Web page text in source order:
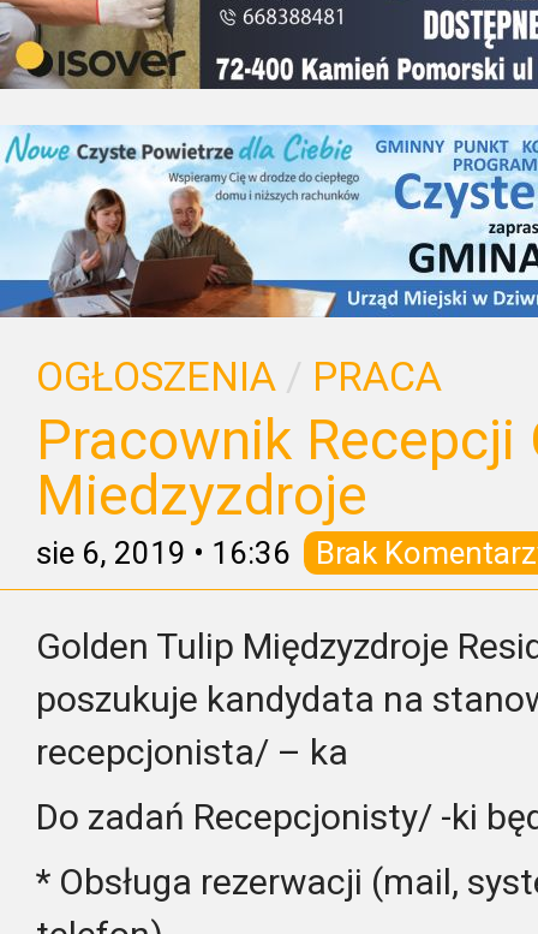
OGŁOSZENIA / PRACA
Pracownik Recepcji
Miedzyzdroje
sie 6, 2019 • 16:36 Brak
Golden Tulip Międzyzdroje
poszukuje kandydata na
recepcjonista/ – ka
Do zadań Recepcjonisty/ -ki
* Obsługa rezerwacji (mail,